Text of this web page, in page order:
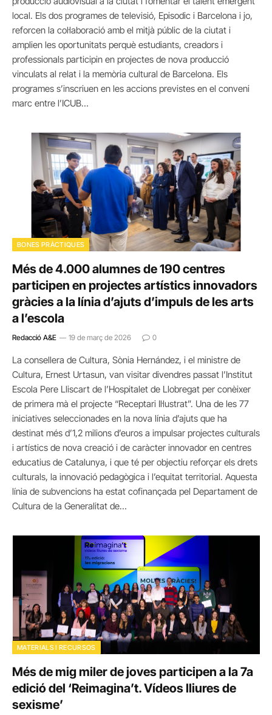
local. Els dos programes de televisió, Episodic i Barcelona i jo,
reforcen la col·laboració amb el mitjà públic de la ciutat i
amplien les oportunitats perquè estudiants, creadors i
professionals participin en projectes de nova producció
vinculats al relat i la memòria cultural de Barcelona. Els
programes s’inscriuen en les accions previstes en el conveni
marc entre l’ICUB…
BONES PRÀCTIQUES
Més de 4.000 alumnes de 190 centres
participen en projectes artístics innovadors
gràcies a la línia d’ajuts d’impuls de les arts
a l’escola
Redacció A&E 19 de març de 2026 0
La consellera de Cultura, Sònia Hernández, i el ministre de
Cultura, Ernest Urtasun, van visitar divendres passat l’Institut
Escola Pere Lliscart de l’Hospitalet de Llobregat per conèixer
de primera mà el projecte “Receptari Il·lustrat”. Una de les 77
iniciatives seleccionades en la nova línia d’ajuts que ha
destinat més d’1,2 milions d’euros a impulsar projectes culturals
i artístics de nova creació i de caràcter innovador en centres
educatius de Catalunya, i que té per objectiu reforçar els drets
culturals, la innovació pedagògica i l’equitat territorial. Aquesta
línia de subvencions ha estat cofinançada pel Departament de
Cultura de la Generalitat de…
MATERIALS I RECURSOS
Més de mig miler de joves participen a la 7a
edició del ‘Reimagina’t. Vídeos lliures de
sexisme’